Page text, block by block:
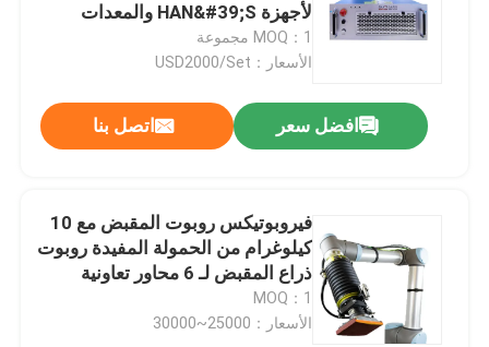
لأجهزة HAN&#39;S والمعدات
الطبية ولحام الأجزاء المعدنية
الصغيرة
MOQ：1 مجموعة
الأسعار：USD2000/Set
افضل سعر اتصل بنا
فيروبوتيكس روبوت المقبض مع 10
كيلوغرام من الحمولة المفيدة روبوت
ذراع المقبض لـ 6 محاور تعاونية
UR10e الروبوت الاختيار والوضع
MOQ：1
الأسعار：25000~30000